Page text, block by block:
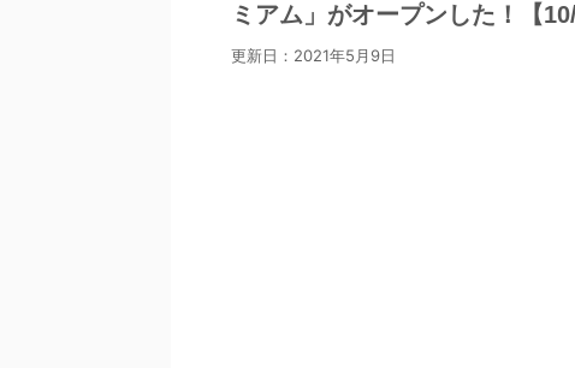
ミアム」がオープンした！【10/
更新日： 2021年5月9日